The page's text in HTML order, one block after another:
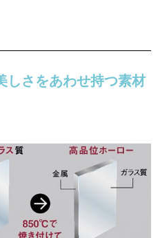
しさをあわせ持つ素材